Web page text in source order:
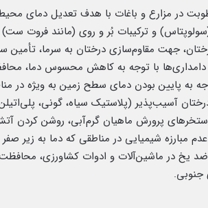
در مزارع و باغات با هدف تعدیل دمای محیط
و ترکیبات بُر و روی (مانند فروت
جهت مقاوم‌‏سازی درختان به سرما،
و دامداری‌ها با توجه به کاهش محسوس دما،
به پایین بودن دمای سطح زمین به ویژه در
آسیب‌پذیر (پلاستیک سیاه، گونی،
پرورش ماهیان گرم‌آبی، روشن کردن
مبارزه شیمیایی در مناطقی که دما به زیر
از ضد یخ در ماشین‌‏آلات و ادوات کشاورزی،
جنوبی.